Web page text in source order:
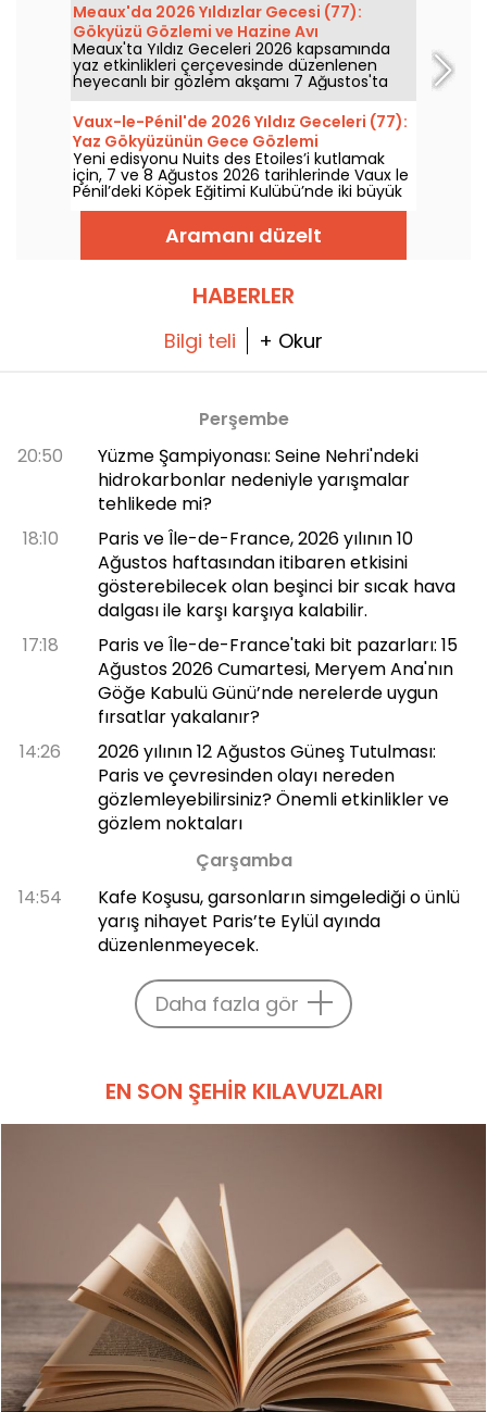
Meaux'da 2026 Yıldızlar Gecesi (77):
Gökyüzü Gözlemi ve Hazine Avı
Meaux'ta Yıldız Geceleri 2026 kapsamında
yaz etkinlikleri çerçevesinde düzenlenen
heyecanlı bir gözlem akşamı 7 Ağustos'ta
olacak; gezegenler ve yıldızlar hakkında
adeta uzmanlaşacaksınız!
Vaux-le-Pénil'de 2026 Yıldız Geceleri (77):
Yaz Gökyüzünün Gece Gözlemi
Yeni edisyonu Nuits des Etoiles’i kutlamak
için, 7 ve 8 Ağustos 2026 tarihlerinde Vaux le
Pénil’deki Köpek Eğitimi Kulübü’nde iki büyük
gökyüzü gözlem gecesi düzenlenecek.
Aramanı düzelt
HABERLER
Bilgi teli + Okur
Perşembe
20:50
Yüzme Şampiyonası: Seine Nehri'ndeki
hidrokarbonlar nedeniyle yarışmalar
tehlikede mi?
18:10
Paris ve Île-de-France, 2026 yılının 10
Ağustos haftasından itibaren etkisini
gösterebilecek olan beşinci bir sıcak hava
dalgası ile karşı karşıya kalabilir.
17:18
Paris ve Île-de-France'taki bit pazarları: 15
Ağustos 2026 Cumartesi, Meryem Ana'nın
Göğe Kabulü Günü’nde nerelerde uygun
fırsatlar yakalanır?
14:26
2026 yılının 12 Ağustos Güneş Tutulması:
Paris ve çevresinden olayı nereden
gözlemleyebilirsiniz? Önemli etkinlikler ve
gözlem noktaları
Çarşamba
14:54
Kafe Koşusu, garsonların simgelediği o ünlü
yarış nihayet Paris’te Eylül ayında
düzenlenmeyecek.
Daha fazla gör
EN SON ŞEHIR KILAVUZLARI